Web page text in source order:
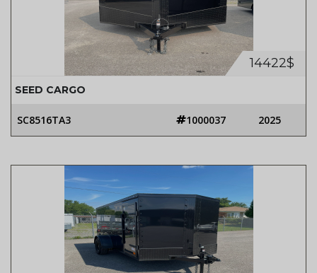
14422$
SEED CARGO
SC8516TA3 1000037 2025